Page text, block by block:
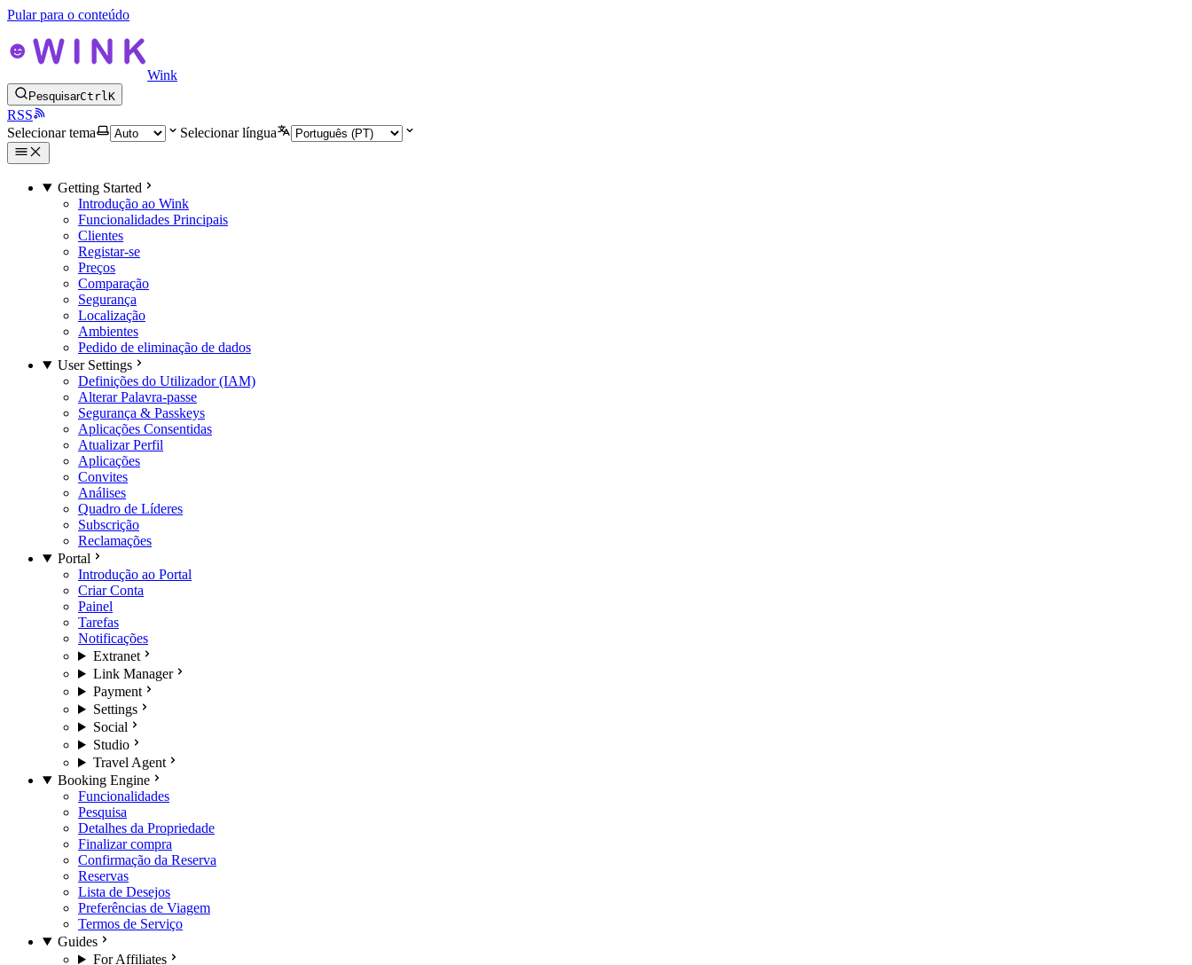
Pular para o conteúdo
Wink
PesquisarCtrlK
RSS
Selecionar tema
Selecionar língua
Getting Started
Introdução ao Wink
Funcionalidades Principais
Clientes
Registar-se
Preços
Comparação
Segurança
Localização
Ambientes
Pedido de eliminação de dados
User Settings
Definições do Utilizador (IAM)
Alterar Palavra-passe
Segurança & Passkeys
Aplicações Consentidas
Atualizar Perfil
Aplicações
Convites
Análises
Quadro de Líderes
Subscrição
Reclamações
Portal
Introdução ao Portal
Criar Conta
Painel
Tarefas
Notificações
Extranet
Link Manager
Payment
Settings
Social
Studio
Travel Agent
Booking Engine
Funcionalidades
Pesquisa
Detalhes da Propriedade
Finalizar compra
Confirmação da Reserva
Reservas
Lista de Desejos
Preferências de Viagem
Termos de Serviço
Guides
For Affiliates